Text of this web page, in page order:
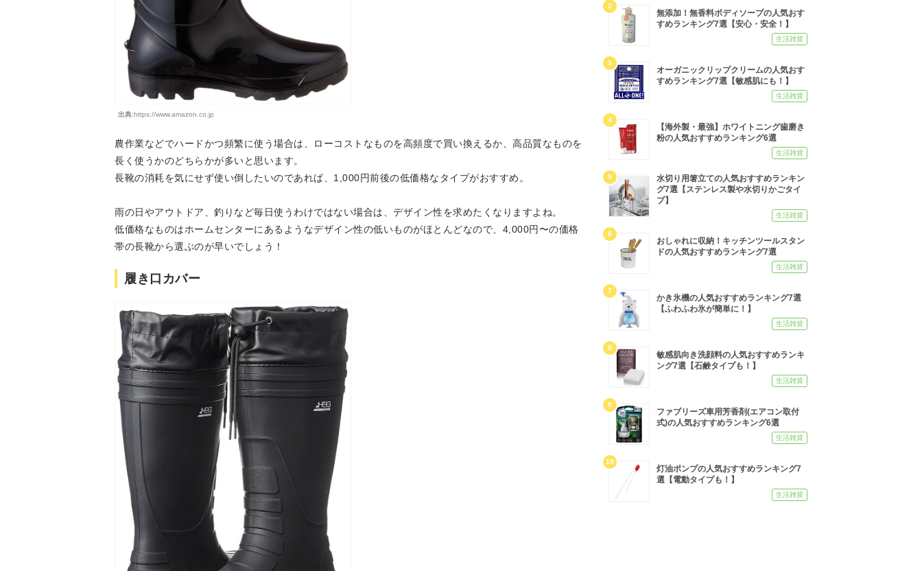
出典: https://www.amazon.co.jp
農作業などでハードかつ頻繁に使う場合は、ローコストなものを高頻度で買い換えるか、高品質なものを
長く使うかのどちらかが多いと思います。
長靴の消耗を気にせず使い倒したいのであれば、1,000円前後の低価格なタイプがおすすめ。
雨の日やアウトドア、釣りなど毎日使うわけではない場合は、デザイン性を求めたくなりますよね。
低価格なものはホームセンターにあるようなデザイン性の低いものがほとんどなので、4,000円〜の価格
帯の長靴から選ぶのが早いでしょう！
履き口カバー
2
無添加！無香料ボディソープの人気おす
すめランキング7選【安心・安全！】
生活雑貨
3
オーガニックリップクリームの人気おす
すめランキング7選【敏感肌にも！】
生活雑貨
4
【海外製・最強】ホワイトニング歯磨き
粉の人気おすすめランキング6選
生活雑貨
5
水切り用箸立ての人気おすすめランキン
グ7選【ステンレス製や水切りかごタイ
プ】
生活雑貨
6
おしゃれに収納！キッチンツールスタン
ドの人気おすすめランキング7選
生活雑貨
7
かき氷機の人気おすすめランキング7選
【ふわふわ氷が簡単に！】
生活雑貨
8
敏感肌向き洗顔料の人気おすすめランキ
ング7選【石鹸タイプも！】
生活雑貨
9
ファブリーズ車用芳香剤(エアコン取付
式)の人気おすすめランキング6選
生活雑貨
10
灯油ポンプの人気おすすめランキング7
選【電動タイプも！】
生活雑貨